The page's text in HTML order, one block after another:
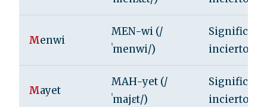
Menwi
MEN-wi (/
ˈmenwi/)
Significado
incierto
Mayet
MAH-yet (/
ˈmajɛt/)
Significado
incierto